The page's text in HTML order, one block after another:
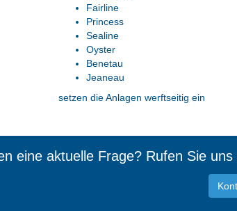
Fairline
Princess
Sealine
Oyster
Benetau
Jeaneau
setzen die Anlagen werftseitig ein
eine aktuelle Frage? Rufen Sie